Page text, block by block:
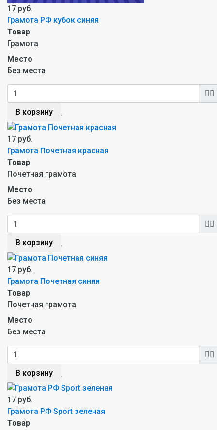
17 руб.
Грамота РФ кубок синяя
Товар
Грамота
Место
Без места
В корзину
17 руб.
Грамота Почетная красная
Товар
Почетная грамота
Место
Без места
В корзину
17 руб.
Грамота Почетная синяя
Товар
Почетная грамота
Место
Без места
В корзину
17 руб.
Грамота РФ Sport зеленая
Товар